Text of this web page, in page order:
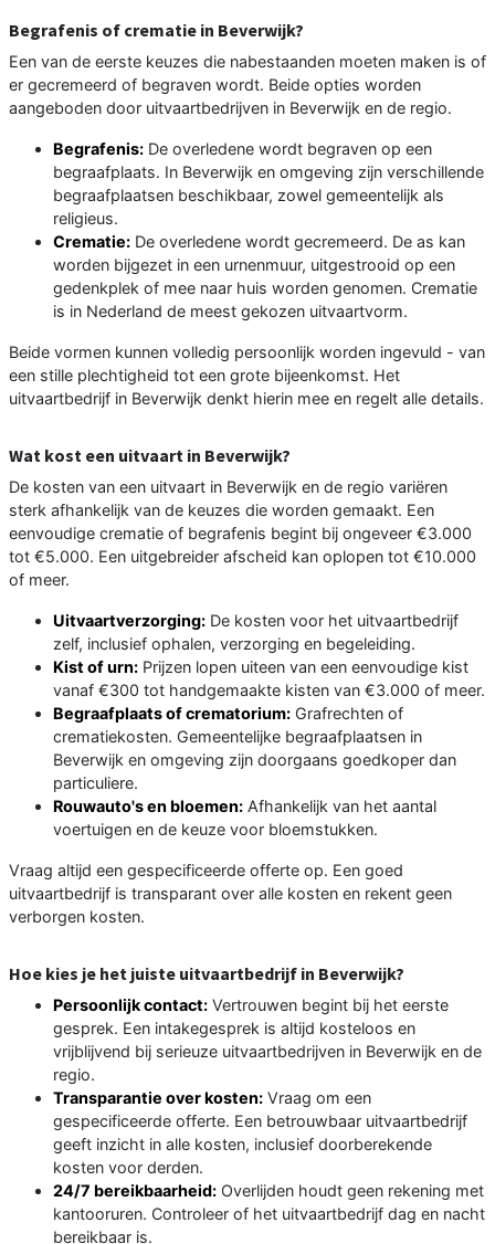
Begrafenis of crematie in Beverwijk?
Een van de eerste keuzes die nabestaanden moeten maken is of
er gecremeerd of begraven wordt. Beide opties worden
aangeboden door uitvaartbedrijven in Beverwijk en de regio.
Begrafenis: De overledene wordt begraven op een
begraafplaats. In Beverwijk en omgeving zijn verschillende
begraafplaatsen beschikbaar, zowel gemeentelijk als
religieus.
Crematie: De overledene wordt gecremeerd. De as kan
worden bijgezet in een urnenmuur, uitgestrooid op een
gedenkplek of mee naar huis worden genomen. Crematie
is in Nederland de meest gekozen uitvaartvorm.
Beide vormen kunnen volledig persoonlijk worden ingevuld - van
een stille plechtigheid tot een grote bijeenkomst. Het
uitvaartbedrijf in Beverwijk denkt hierin mee en regelt alle details.
Wat kost een uitvaart in Beverwijk?
De kosten van een uitvaart in Beverwijk en de regio variëren
sterk afhankelijk van de keuzes die worden gemaakt. Een
eenvoudige crematie of begrafenis begint bij ongeveer €3.000
tot €5.000. Een uitgebreider afscheid kan oplopen tot €10.000
of meer.
Uitvaartverzorging: De kosten voor het uitvaartbedrijf
zelf, inclusief ophalen, verzorging en begeleiding.
Kist of urn: Prijzen lopen uiteen van een eenvoudige kist
vanaf €300 tot handgemaakte kisten van €3.000 of meer.
Begraafplaats of crematorium: Grafrechten of
crematiekosten. Gemeentelijke begraafplaatsen in
Beverwijk en omgeving zijn doorgaans goedkoper dan
particuliere.
Rouwauto's en bloemen: Afhankelijk van het aantal
voertuigen en de keuze voor bloemstukken.
Vraag altijd een gespecificeerde offerte op. Een goed
uitvaartbedrijf is transparant over alle kosten en rekent geen
verborgen kosten.
Hoe kies je het juiste uitvaartbedrijf in Beverwijk?
Persoonlijk contact: Vertrouwen begint bij het eerste
gesprek. Een intakegesprek is altijd kosteloos en
vrijblijvend bij serieuze uitvaartbedrijven in Beverwijk en de
regio.
Transparantie over kosten: Vraag om een
gespecificeerde offerte. Een betrouwbaar uitvaartbedrijf
geeft inzicht in alle kosten, inclusief doorberekende
kosten voor derden.
24/7 bereikbaarheid: Overlijden houdt geen rekening met
kantooruren. Controleer of het uitvaartbedrijf dag en nacht
bereikbaar is.